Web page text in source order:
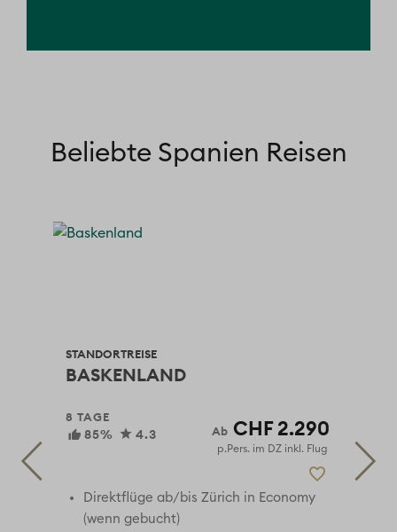
Beliebte Spanien Reisen
STANDORTREISE
BASKENLAND
8 TAGE
85% 4.3 CHF 2.290
p.Pers. im DZ inkl. Flug
Direktflüge ab/bis Zürich in Economy
(wenn gebucht)